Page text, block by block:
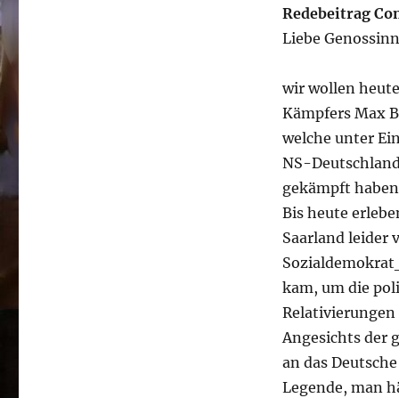
Redebeitrag
Liebe
wir wollen
Kämpfers Max
welche unter
NS-
gekämpft
Bis heute
Saarland leider
kam, um die
Angesichts der
an das
Legende, man